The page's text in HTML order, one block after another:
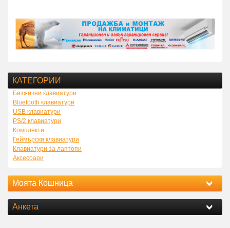
КАТЕГОРИИ
Безжични клавиатури
Bluetooth клавиатури
USB клавиатури
PS/2 клавиатури
Комплекти
Геймърски клавиатури
Клавиатури за лаптопи
Аксесоари
Моята Кошница
Анкета